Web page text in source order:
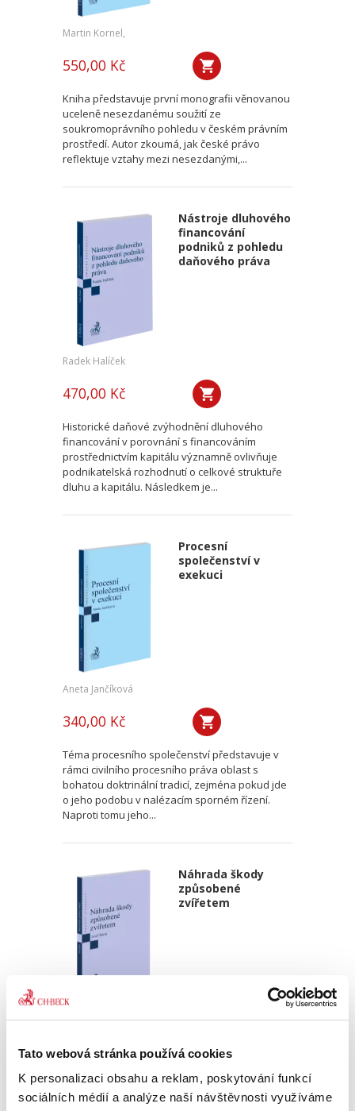
Tato webová stránka používá cookies
K personalizaci obsahu a reklam, poskytování funkcí
sociálních médií a analýze naší návštěvnosti využíváme
Martin Kornel,
550,00 Kč
Kniha představuje první monografii věnovanou
uceleně nesezdanému soužití ze
soukromoprávního pohledu v českém právním
prostředí. Autor zkoumá, jak české právo
reflektuje vztahy mezi nesezdanými,...
Nástroje dluhového
financování
podniků z pohledu
daňového práva
Radek Halíček
470,00 Kč
Historické daňové zvýhodnění dluhového
financování v porovnání s financováním
prostřednictvím kapitálu významně ovlivňuje
podnikatelská rozhodnutí o celkové struktuře
dluhu a kapitálu. Následkem je...
Procesní
společenství v
exekuci
Aneta Jančíková
340,00 Kč
Téma procesního společenství představuje v
rámci civilního procesního práva oblast s
bohatou doktrinální tradicí, zejména pokud jde
o jeho podobu v nalézacím sporném řízení.
Naproti tomu jeho...
Náhrada škody
způsobené
zvířetem
Josef Bártů
390,00 Kč
Publikace pojednává o předpokladech vzniku
povinnosti nahradit újmu způsobenou zvířetem